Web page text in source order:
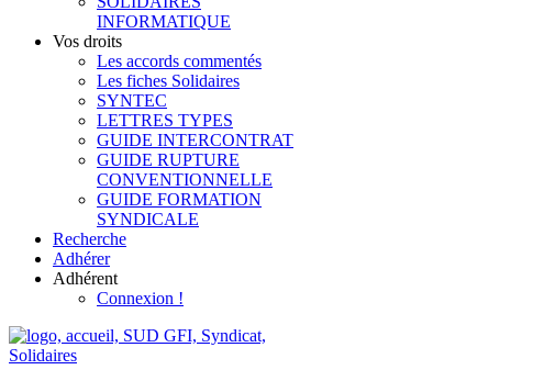
INFORMATIQUE
Vos droits
Les accords commentés
Les fiches Solidaires
SYNTEC
LETTRES TYPES
GUIDE INTERCONTRAT
GUIDE RUPTURE
CONVENTIONNELLE
GUIDE FORMATION
SYNDICALE
Recherche
Adhérer
Adhérent
Connexion !